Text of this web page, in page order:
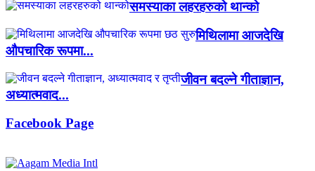
समस्याका लहरहरुको थान्को
मिथिलामा आजदेखि
औपचारिक रूपमा...
जीवन बदल्ने गीताज्ञान,
अध्यात्मवाद...
Facebook Page